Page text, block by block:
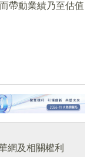
帶動業績乃至估值
網及相關權利